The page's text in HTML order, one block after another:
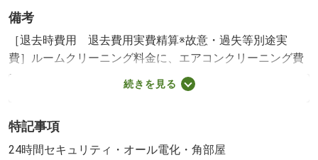
備考
［退去時費用 退去費用実費精算※故意・過失等別途実
費］ルームクリーニング料金に、エアコンクリーニング費
用を含みます。 保証会社利用必須 株式会社イントラス
ト 機関保証加入必須。初回保証料３５０００円、月額保
り） 山室小学校・１５７８ｍ 東部中学校・１２３６
ｍ コンビニ・４８４ｍ スーパー・６１５ｍ 病院・５
続きを見る
特記事項
24時間セキュリティ・オール電化・角部屋